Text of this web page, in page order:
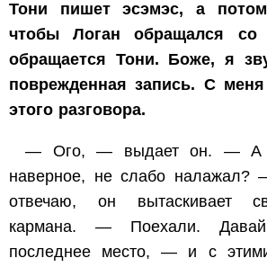
Тони пишет эсэмэс, а
чтобы Логан обращался со
обращается Тони. Боже, я
поврежденная запись. С меня
этого разговора.
— Ого, — выдает он. — А
наверное, не слабо
отвечаю, он вытаскивает
кармана. — Поехали.
последнее место, — и с